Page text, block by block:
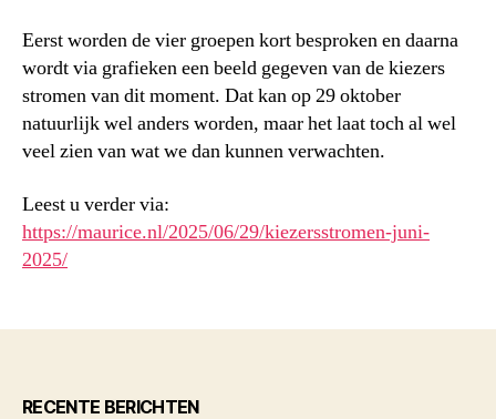
Eerst worden de vier groepen kort besproken en daarna
wordt via grafieken een beeld gegeven van de kiezers
stromen van dit moment. Dat kan op 29 oktober
natuurlijk wel anders worden, maar het laat toch al wel
veel zien van wat we dan kunnen verwachten.
Leest u verder via:
https://maurice.nl/2025/06/29/kiezersstromen-juni-
2025/
RECENTE BERICHTEN